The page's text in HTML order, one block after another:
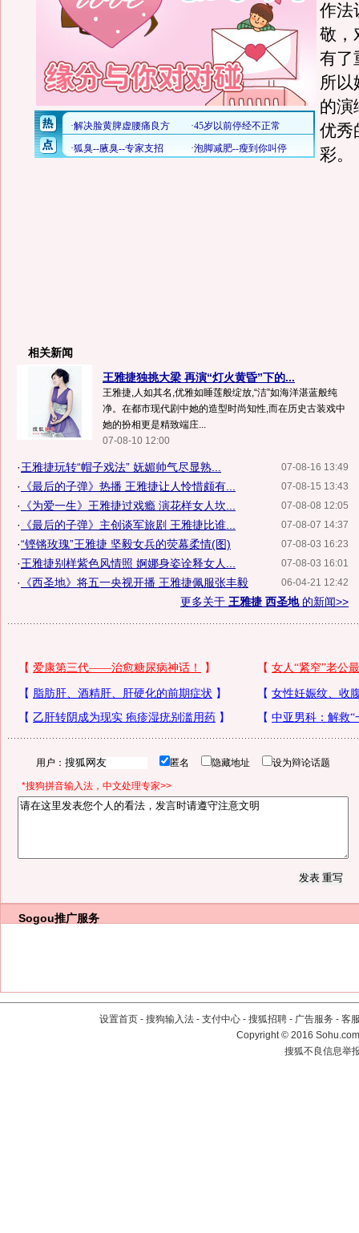
作法
敬，
有了
所以
的演
优秀
彩。
相关新闻
王雅捷独挑大梁 再演“灯火黄昏”下的...
王雅捷,人如其名,优雅如睡莲般绽放,“洁”如海洋湛蓝般纯
净。在都市现代剧中她的造型时尚知性,而在历史古装戏中
她的扮相更是精致端庄...
07-08-10 12:00
07-08-16 13:49
·王雅捷玩转“帽子戏法” 妩媚帅气尽显熟...
07-08-15 13:43
· 《最后的子弹》热播 王雅捷让人怜惜颇有...
07-08-08 12:05
· 《为爱一生》王雅捷过戏瘾 演花样女人坎...
07-08-07 14:37
· 《最后的子弹》主创谈军旅剧 王雅捷比谁...
07-08-03 16:23
·“铿锵玫瑰”王雅捷 坚毅女兵的荧幕柔情(图)
07-08-03 16:01
·王雅捷别样紫色风情照 婀娜身姿诠释女人...
06-04-21 12:42
·
《西圣地》将五一央视开播 王雅捷佩服张丰毅
更多关于 王雅捷 西圣地的新闻>>
用户： 匿名 隐藏地址 设为辩论话题
*搜狗拼音输入法，中文处理专家>>
Sogou推广服务
设置首页 - 搜狗输入法 - 支付中心 - 搜狐招聘 - 广告服务 - 客
Copyright©2016
搜狐不良信息举